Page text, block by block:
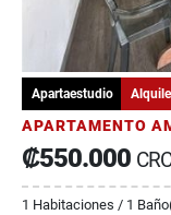
Apartaestudio
₡550.000 CRC
1 Habitaciones / 1